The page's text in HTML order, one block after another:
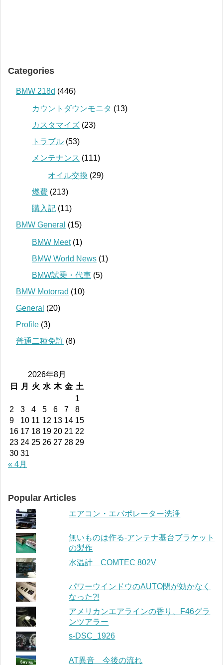
Categories
BMW 218d (446)
カウントダウンモニタ (13)
カスタマイズ (23)
トラブル (53)
メンテナンス (111)
オイル交換 (29)
燃費 (213)
購入記 (11)
BMW General (15)
BMW Meet(1)
BMW World News (1)
BMW試乗・代車 (5)
BMW Motorrad (10)
General (20)
Profile (3)
普通二種免許 (8)
2026年8月
日
月 火 水 木 金 土
1
2
3 4 5 6 7
8
9
10 11 12 13 14 15
16 17 18 19 20 21 22
23 24 25 26 27 28 29
30 31
« 4月
Popular Articles
エアコン・エバポレーター洗浄
無いものは作る-アンテナ基台ブラケット
の製作
水温計 COMTEC 802V
パワーウインドウのAUTO閉が効かなく
なった?!
アメリカンエアラインの香り、F46グラ
ンツアラー
s-DSC_1926
AT異音 今後の流れ